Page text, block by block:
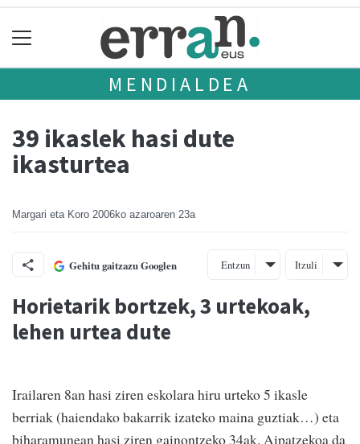
MENDIALDEA
39 ikaslek hasi dute
ikasturtea
Margari eta Koro 2006ko azaroaren 23a
Gehitu gaitzazu Googlen Entzun Itzuli
Horietarik bortzek, 3 urtekoak,
lehen urtea dute
Irailaren 8an hasi ziren eskolara hiru urteko 5 ikasle
berriak (haiendako bakarrik izateko maina guztiak…) eta
biharamunean hasi ziren gainontzeko 34ak. Aipatzekoa da